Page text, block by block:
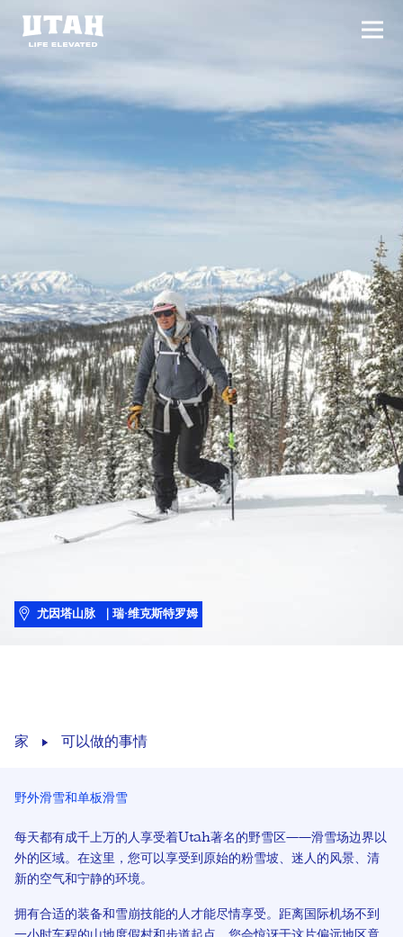
切换
尤因塔山脉 | 瑞·维克斯特罗姆
家 可以做的事情
野外滑雪和单板滑雪
每天都有成千上万的人享受着Utah著名的野雪区——滑雪场边界以
外的区域。在这里，您可以享受到原始的粉雪坡、迷人的风景、清
新的空气和宁静的环境。
拥有合适的装备和雪崩技能的人才能尽情享受。距离国际机场不到